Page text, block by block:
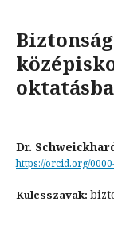
Dr.
https://orcid.org/
Kulcsszavak: